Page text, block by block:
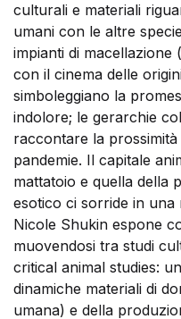
culturali e materiali
umani con le altre
impianti di
con il cinema delle
simboleggiano la
indolore; le gerarchie
raccontare la
pandemie. Il capitale
mattatoio e quella della
esotico ci sorride in una
Nicole Shukin espone
muovendosi tra studi
critical animal studies:
dinamiche materiali di
umana) e della